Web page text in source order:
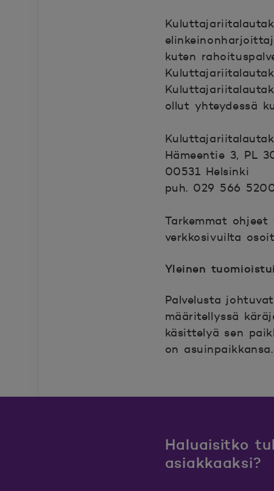
kuten
ollut yhteydessä
Hämeentie 3, PL
00531 Helsinki
puh. 029 566
Tarkemmat
verkkosivuilta
Yleinen
Palvelusta
määritellyssä
käsittelyä sen
on asuinpaikkansa.
Haluaisitko
asiakkaaksi?